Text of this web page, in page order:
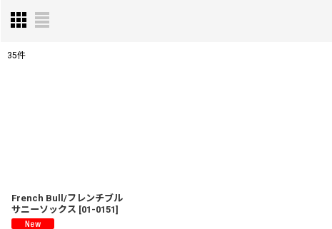
35件
French Bull/フレンチブル
サニーソックス [01-0151]